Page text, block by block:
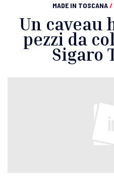
MADE IN TOSCANA /
Un caveau
pezzi da
Sigaro